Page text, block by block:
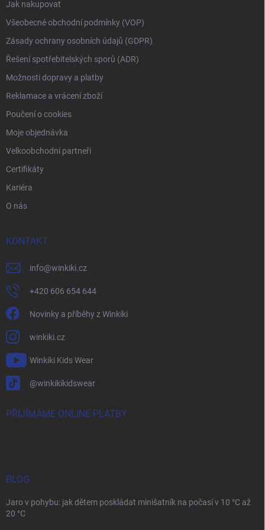
Jak nakupovat
Všeobecné obchodní podmínky (VOP)
Zásady ochrany osobních údajů (GDPR)
Řešení spotřebitelských sporů (ADR)
Možnosti dopravy a platby
Reklamace a vrácení zboží
Poučení o cookies
Moje objednávka
Velkoobchodní partneři
Certifikáty
Kariéra
O nás
KONTAKT
info@winkiki.cz
+420 606 654 644
Novinky a příběhy z Winkiki
winkiki.cz
Winkiki Kids Wear
@winkikikidswear
PŘIJÍMÁME ONLINE PLATBY
BLOG
Jaro v pohybu: jak dětem poskládat minišatník na počasí v 10 °C až
20 °C